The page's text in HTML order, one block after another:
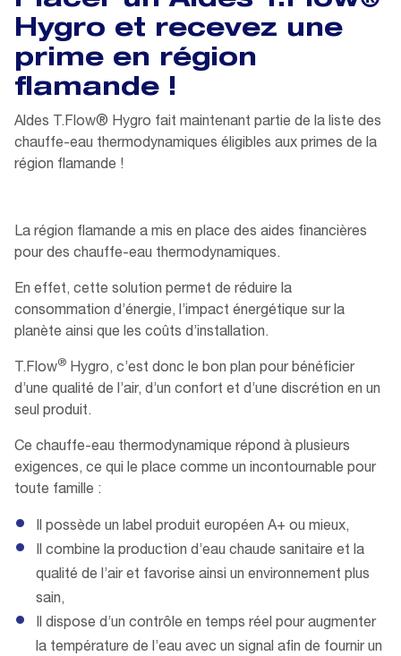
Hygro et recevez une
prime en région
flamande !
Aldes T.Flow® Hygro fait maintenant partie de la liste des
chauffe-eau thermodynamiques éligibles aux primes de la
région flamande !
La région flamande a mis en place des aides financières
pour des chauffe-eau thermodynamiques.
En effet, cette solution permet de réduire la
consommation d’énergie, l’impact énergétique sur la
planète ainsi que les coûts d’installation.
T.Flow® Hygro, c’est donc le bon plan pour bénéficier
d’une qualité de l’air, d’un confort et d’une discrétion en un
seul produit.
Ce chauffe-eau thermodynamique répond à plusieurs
exigences, ce qui le place comme un incontournable pour
toute famille :
Il possède un label produit européen A+ ou mieux,
Il combine la production d’eau chaude sanitaire et la
qualité de l’air et favorise ainsi un environnement plus
sain,
Il dispose d’un contrôle en temps réel pour augmenter
la température de l’eau avec un signal afin de fournir un